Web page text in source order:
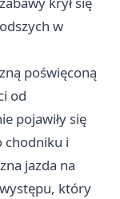
w
poświęconą
od
pojawiły się
chodniku i
jazda na
który